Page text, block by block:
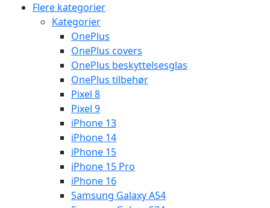
Flere kategorier
Kategorier
OnePlus
OnePlus covers
OnePlus beskyttelsesglas
OnePlus tilbehør
Pixel 8
Pixel 9
iPhone 13
iPhone 14
iPhone 15
iPhone 15 Pro
iPhone 16
Samsung Galaxy A54